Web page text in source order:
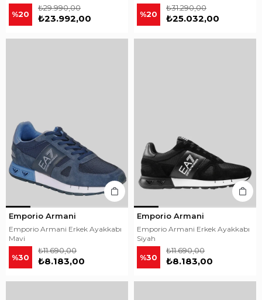
%20 ₺23.992,00
₺29.990,00
%20 ₺25.032,00
₺31.290,00
Emporio Armani
Emporio Armani Erkek Ayakkabı
Mavi
%30 ₺8.183,00
₺11.690,00
Emporio Armani
Emporio Armani Erkek Ayakkabı
Siyah
%30 ₺8.183,00
₺11.690,00